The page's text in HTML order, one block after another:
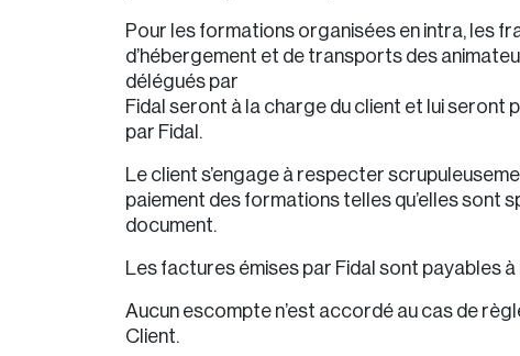
Pour les formations organisées en intra, les
d’hébergement et de transports des
délégués par
Fidal seront à la charge du client et lui seront
par Fidal.
Le client s’engage à respecter
paiement des formations telles qu’elles sont
document.
Les factures émises par Fidal sont payables
Aucun escompte n’est accordé au cas de
Client.